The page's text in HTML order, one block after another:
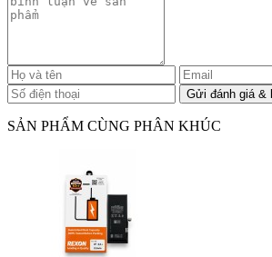
SẢN PHẨM CÙNG PHÂN KHÚC